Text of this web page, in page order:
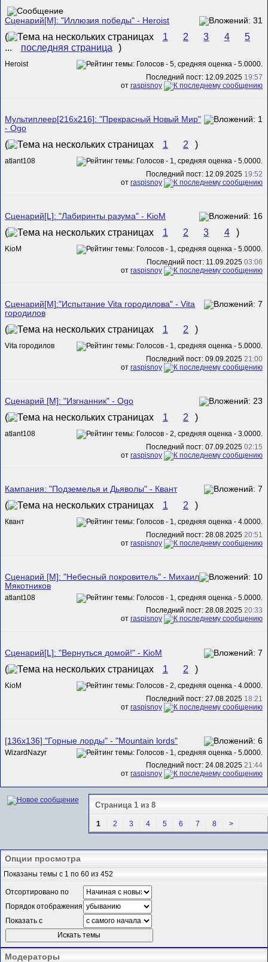
Сценарий[M]: "Иллюзия победы" - Heroist
( 1 2 3 4
5
...
последняя страница )
Heroist
Последний пост: 12.09.2025 19:57
от raspisnoy
Мультиплеер[216х216]: "Прекрасный Новый Мир"
- Ogo
( 1 2 )
atlant108
Последний пост: 12.09.2025 19:52
от raspisnoy
Сценарий[L]: "Лабиринты разума" - KioM
( 1 2 3 4 )
KioM
Последний пост: 11.09.2025 03:06
от raspisnoy
Сценарий[M]:"Испытание Vita городилова" - Vita
городилов
( 1 2 )
Vita городилов
Последний пост: 09.09.2025 21:00
от raspisnoy
Сценарий [M]: "Изгнанник" - Ogo
( 1 2 )
atlant108
Последний пост: 07.09.2025 02:15
от raspisnoy
Кампания: "Подземелья и Дьяволы" - Квант
( 1 2 )
Квант
Последний пост: 28.08.2025 20:51
от raspisnoy
Сценарий [M]: "Небесный покровитель" - Михаил
Мякотников
atlant108
Последний пост: 28.08.2025 20:33
от raspisnoy
Сценарий[L]: "Вернуться домой!" - KioM
( 1 2 )
KioM
Последний пост: 27.08.2025 18:21
от raspisnoy
[136x136] "Горные лорды" - "Mountain lords"
WizardNazyr
Последний пост: 24.08.2025 21:44
от raspisnoy
Страница 1 из 8
1 2 3 4 5 6 7 8 >
Опции просмотра
Показаны темы с 1 по 60 из 452
Отсортировано по
Порядок отображения
Показать с
Модераторы